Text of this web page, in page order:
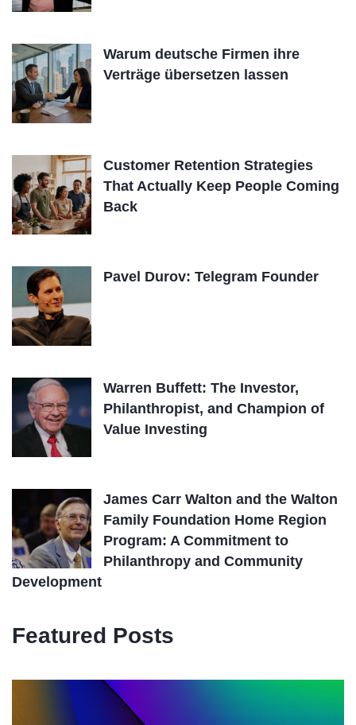
Warum deutsche Firmen ihre
Verträge übersetzen lassen
Customer Retention Strategies
That Actually Keep People Coming
Back
Pavel Durov: Telegram Founder
Warren Buffett: The Investor,
Philanthropist, and Champion of
Value Investing
James Carr Walton and the Walton
Family Foundation Home Region
Program: A Commitment to
Philanthropy and Community
Development
Featured Posts